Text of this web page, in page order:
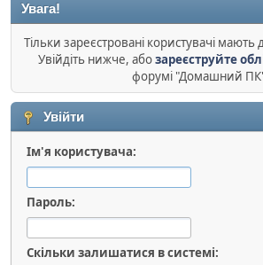
Увага!
Тільки зареєстровані користувачі мають
Увійдіть нижче, абозареєструйте
форумі "Домашний
Увійти
Ім'я користувача:
Пароль:
Скільки залишатися в системі: